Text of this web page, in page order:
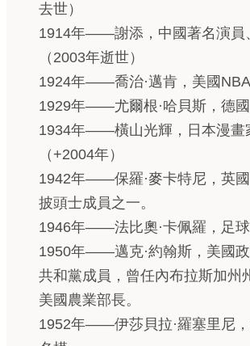
去世）
1914年——謝添，中國著名演員
（2003年逝世）
1924年——喬治·邁肯，美國NBA
1929年——尤爾根·哈貝斯，德國
1934年——橫山光輝，日本漫畫
（+2004年）
1942年——保羅·麥卡特尼，英國
披頭士成員之一。
1946年——法比奧·卡佩羅，足球
1950年——邁克·約翰斯，美國
共和黨成員，曾任內布拉斯加州
美國農業部長。
1952年——伊莎貝拉·羅塞里尼